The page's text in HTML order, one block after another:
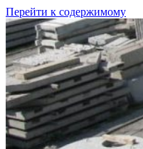
Перейти к содержимому